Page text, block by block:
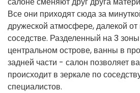
Все они приходят сюда за
дружеской атмосфере, далекой
соседстве. Разделенный на 3
центральном острове, ванны в
задней части - салон позволяет
происходит в зеркале по
специалистов.